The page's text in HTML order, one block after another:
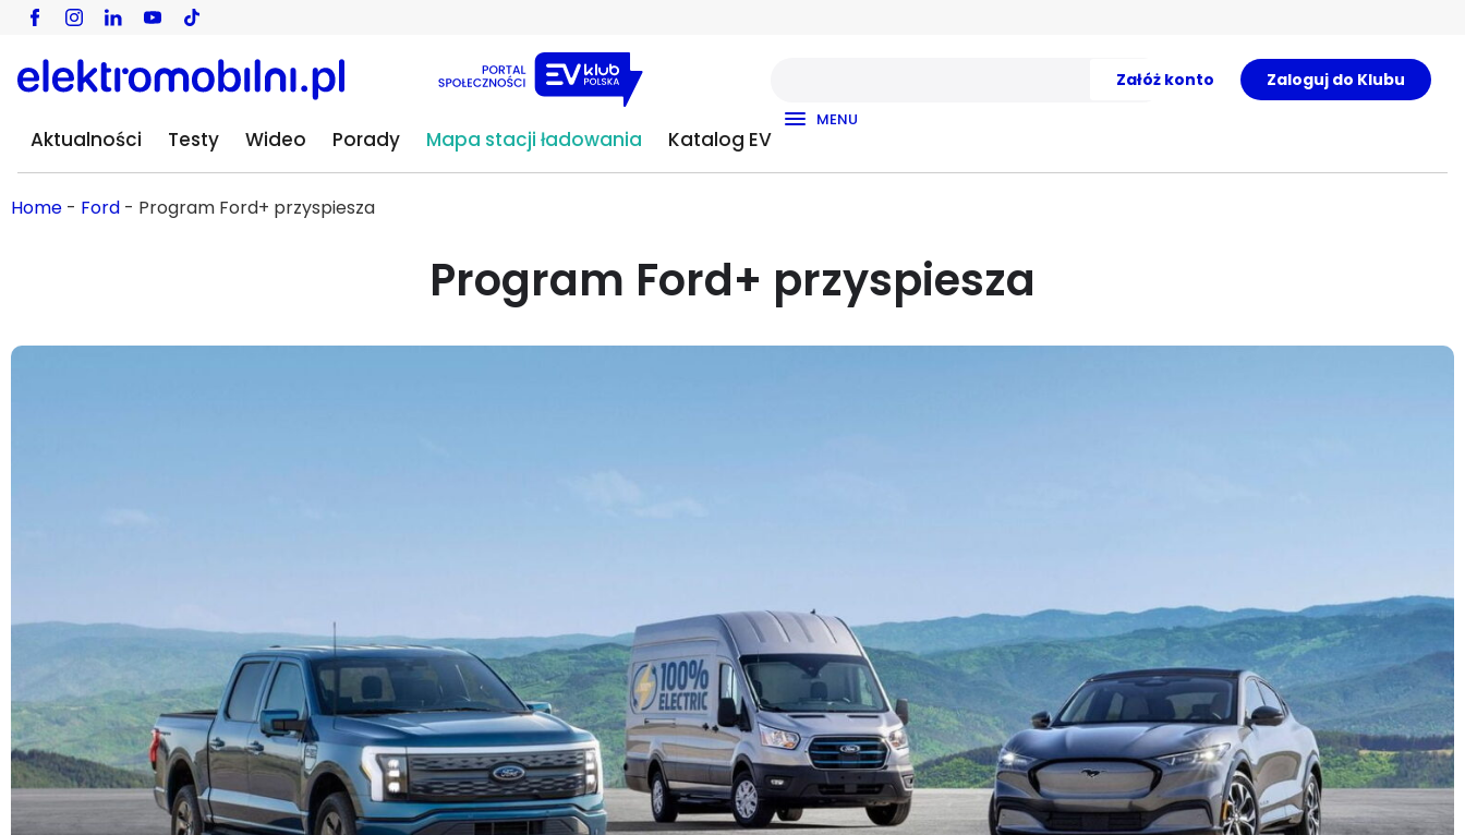
Załóż konto Zaloguj do Klubu
Aktualności Testy Wideo Porady Mapa stacji ładowania Katalog EV
MENU
Home - Ford - Program Ford+ przyspiesza
Program Ford+ przyspiesza